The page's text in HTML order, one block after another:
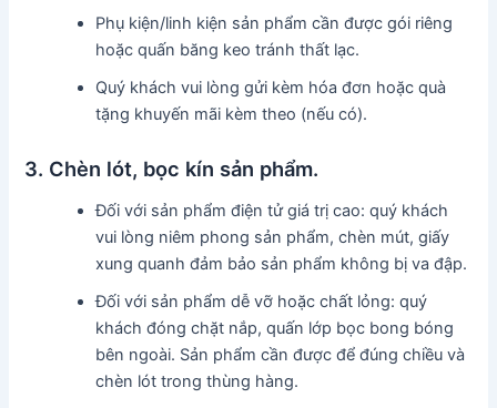
Phụ kiện/linh kiện sản phẩm cần được gói riêng
hoặc quấn băng keo tránh thất lạc.
Quý khách vui lòng gửi kèm hóa đơn hoặc quà
tặng khuyến mãi kèm theo (nếu có).
3. Chèn lót, bọc kín sản phẩm.
Đối với sản phẩm điện tử giá trị cao: quý khách
vui lòng niêm phong sản phẩm, chèn mút, giấy
xung quanh đảm bảo sản phẩm không bị va đập.
Đối với sản phẩm dễ vỡ hoặc chất lỏng: quý
khách đóng chặt nắp, quấn lớp bọc bong bóng
bên ngoài. Sản phẩm cần được để đúng chiều và
chèn lót trong thùng hàng.